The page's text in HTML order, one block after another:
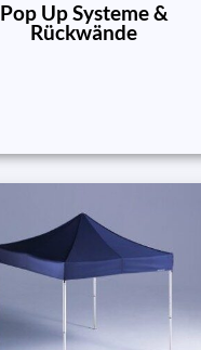
Pop Up Systeme &
Rückwände